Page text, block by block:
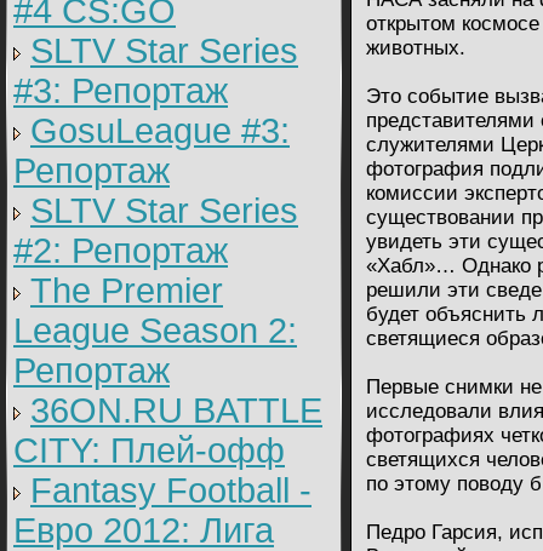
#4 CS:GO
SLTV Star Series
#3: Репортаж
GosuLeague #3:
Репортаж
SLTV Star Series
#2: Репортаж
The Premier
League Season 2:
Репортаж
36ON.RU BATTLE
CITY: Плей-офф
Fantasy Football -
Евро 2012: Лига
открытом
животных.
Это событие
служителями
фотография
комиссии
существовании
увидеть эти
«Хабл»… Однако
решили эти
будет объяснить
светящиеся
Первые снимки
исследовали
фотографиях
светящихся
по этому поводу
Педро Гарсия,